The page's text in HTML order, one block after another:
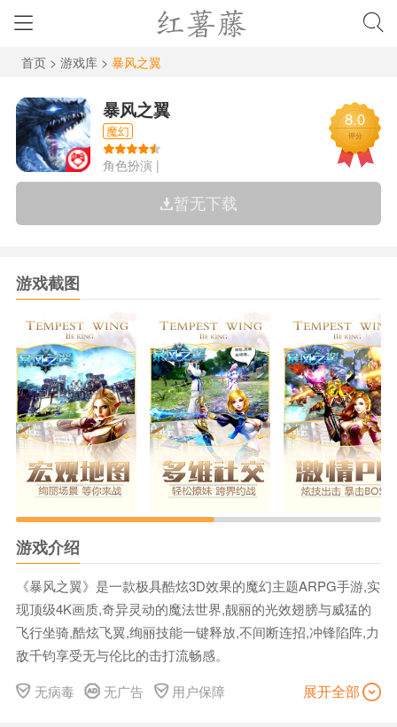
首页 > 游戏库 > 暴风之翼
暴风之翼
魔幻
角色扮演 |
8.0
评分
暂无下载
游戏截图
游戏介绍
《暴风之翼》是一款极具酷炫3D效果的魔幻主题ARPG手游,实
现顶级4K画质,奇异灵动的魔法世界,靓丽的光效翅膀与威猛的
飞行坐骑,酷炫飞翼,绚丽技能一键释放,不间断连招,冲锋陷阵,力
敌千钧享受无与伦比的击打流畅感。
★版本介绍：
★开放神秘大陆,全新玩法,体验全面升级
无病毒 无广告 用户保障 展开全部